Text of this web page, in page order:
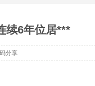
续6年位居***
分享